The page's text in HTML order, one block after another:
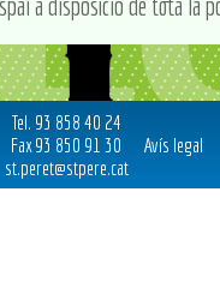
Tel. 93 858 40 24
Fax 93 850 91 30
st.peret@stpere.cat
Avís legal